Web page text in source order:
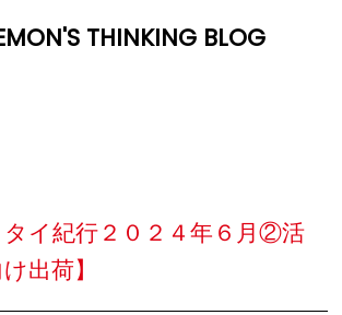
THINKING BLOG
イ紀行２０２４年６月②活
出荷】